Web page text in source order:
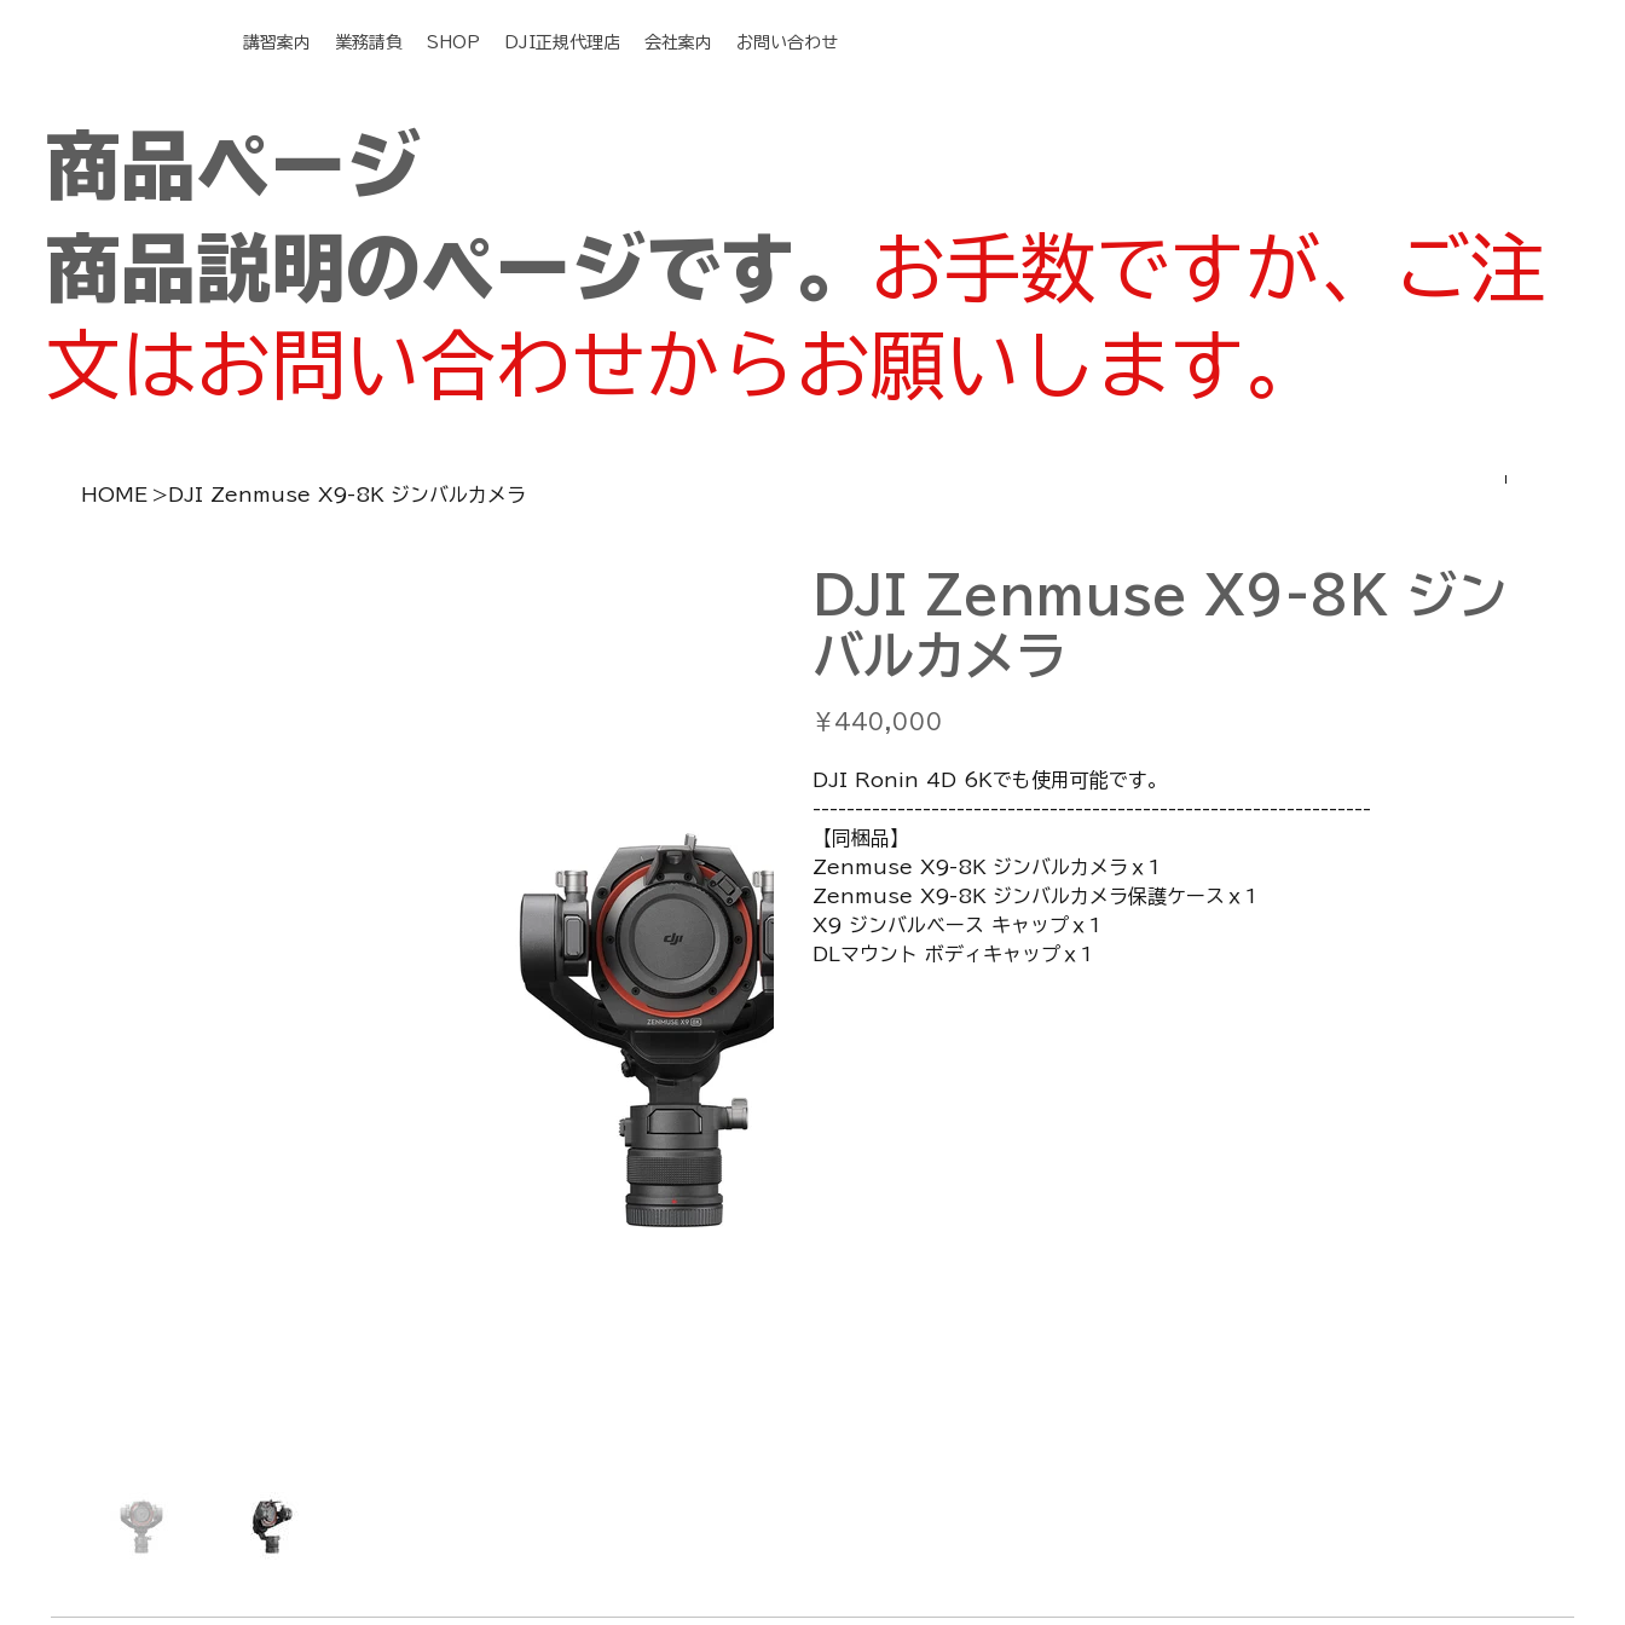
講習案内 業務請負 SHOP DJI正規代理店 会社案内 お問い合わせ
商品ページ
商品説明のページです。 お手数ですが、ご注
文はお問い合わせからお願いします。
HOME > DJI Zenmuse X9-8K ジンバルカメラ
DJI Zenmuse X9-8K ジン
バルカメラ
格
￥440,000
DJI Ronin 4D 6Kでも使用可能です。
------------------------------------------------------------------
【同梱品】
Zenmuse X9-8K ジンバルカメラⅹ1
Zenmuse X9-8K ジンバルカメラ保護ケースⅹ1
X9 ジンバルベース キャップⅹ1
DLマウント ボディキャップⅹ1